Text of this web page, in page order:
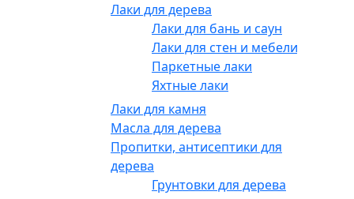
Лаки для дерева
Лаки для бань и саун
Лаки для стен и мебели
Паркетные лаки
Яхтные лаки
Лаки для камня
Масла для дерева
Пропитки, антисептики для
дерева
Грунтовки для дерева